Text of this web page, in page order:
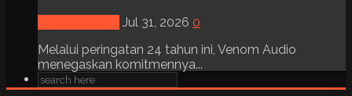
Jul 31, 2026 0
Melalui peringatan 24 tahun ini, Venom Audio
menegaskan komitmennya...